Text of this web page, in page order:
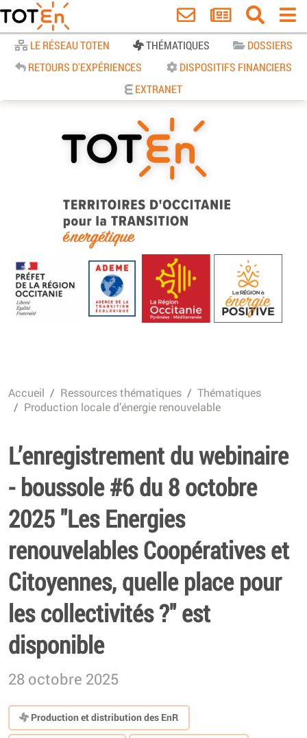
LE RÉSEAU TOTEN THÉMATIQUES
DOSSIERS
RETOURS D'EXPÉRIENCES
DISPOSITIFS FINANCIERS
EXTRANET
TOTEn Occitanie | Territoires
d’Occitanie pour la Transition
Energétique
Accueil Ressources thématiques
Thématiques
Production locale d’énergie renouvelable
L’enregistrement du webinaire
- boussole #6 du 8 octobre
2025 "Les Energies
renouvelables Coopératives et
Citoyennes, quelle place pour
les collectivités ?" est
disponible
28 octobre 2025
Production et distribution des EnR